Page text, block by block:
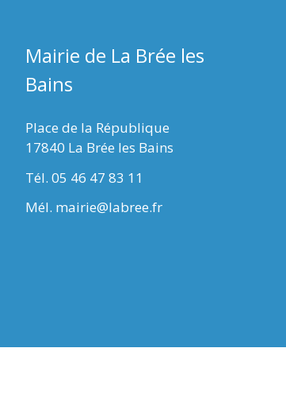
Mairie de La Brée les
Bains
Place de la République
17840 La Brée les Bains
Tél. 05 46 47 83 11
Mél. mairie@labree.fr